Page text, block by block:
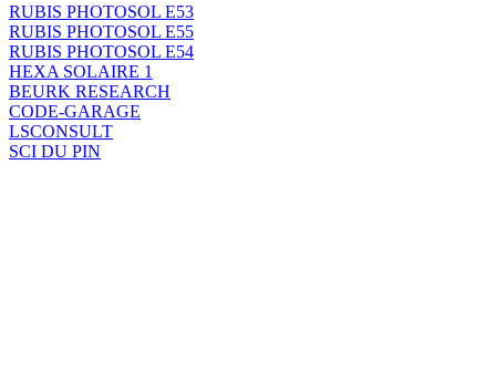
RUBIS PHOTOSOL E53
RUBIS PHOTOSOL E55
RUBIS PHOTOSOL E54
HEXA SOLAIRE 1
BEURK RESEARCH
CODE-GARAGE
LSCONSULT
SCI DU PIN